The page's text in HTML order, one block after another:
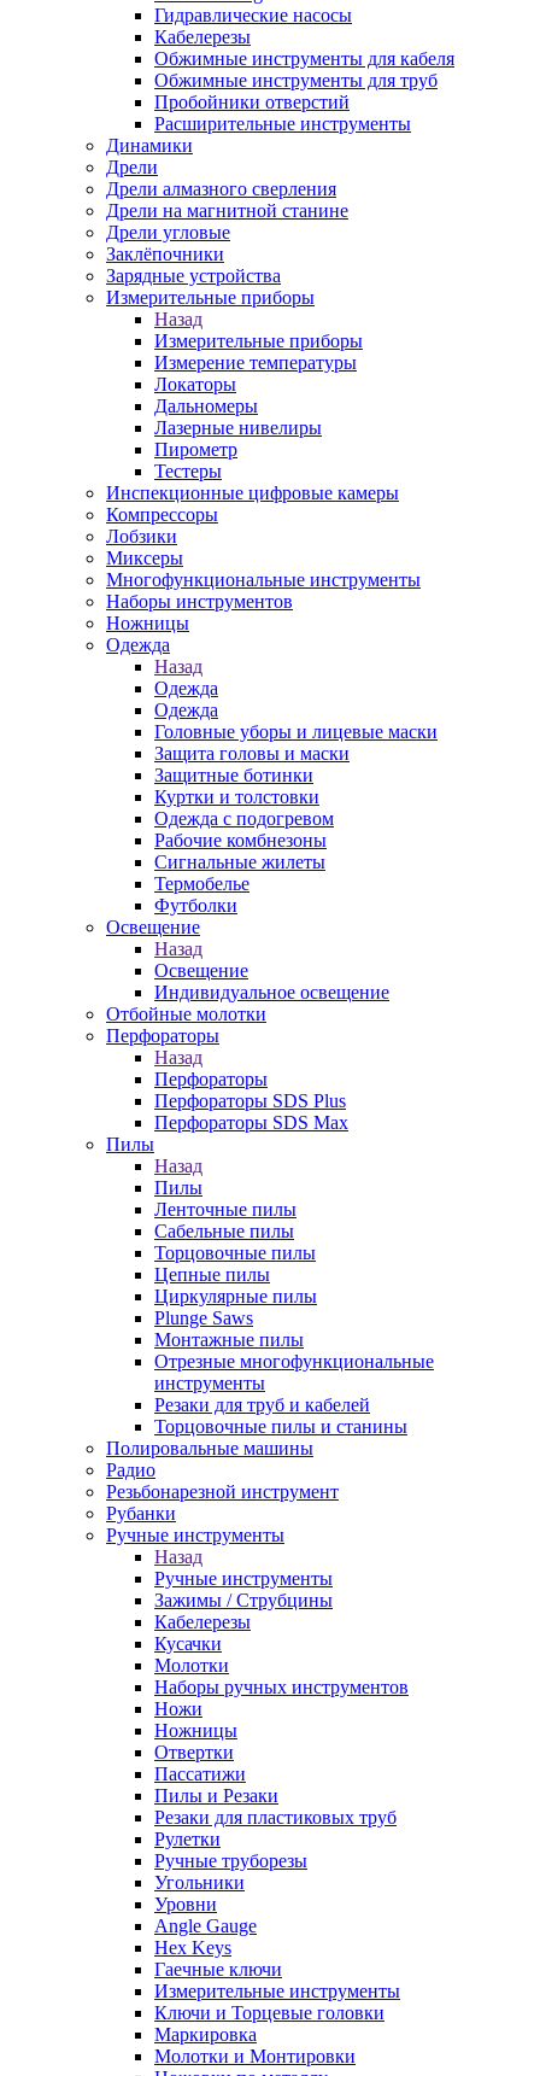
Гидравлические насосы
Кабелерезы
Обжимные инструменты для кабеля
Обжимные инструменты для труб
Пробойники отверстий
Расширительные инструменты
Динамики
Дрели
Дрели алмазного сверления
Дрели на магнитной станине
Дрели угловые
Заклёпочники
Зарядные устройства
Измерительные приборы
Назад
Измерительные приборы
Измерение температуры
Локаторы
Дальномеры
Лазерные нивелиры
Пирометр
Тестеры
Инспекционные цифровые камеры
Компрессоры
Лобзики
Миксеры
Многофункциональные инструменты
Наборы инструментов
Ножницы
Одежда
Назад
Одежда
Одежда
Головные уборы и лицевые маски
Защита головы и маски
Защитные ботинки
Куртки и толстовки
Одежда с подогревом
Рабочие комбнезоны
Сигнальные жилеты
Термобелье
Футболки
Освещение
Назад
Освещение
Индивидуальное освещение
Отбойные молотки
Перфораторы
Назад
Перфораторы
Перфораторы SDS Plus
Перфораторы SDS Max
Пилы
Назад
Пилы
Ленточные пилы
Сабельные пилы
Торцовочные пилы
Цепные пилы
Циркулярные пилы
Plunge Saws
Монтажные пилы
Отрезные многофункциональные
инструменты
Резаки для труб и кабелей
Торцовочные пилы и станины
Полировальные машины
Радио
Резьбонарезной инструмент
Рубанки
Ручные инструменты
Назад
Ручные инструменты
Зажимы / Струбцины
Кабелерезы
Кусачки
Молотки
Наборы ручных инструментов
Ножи
Ножницы
Отвертки
Пассатижи
Пилы и Резаки
Резаки для пластиковых труб
Рулетки
Ручные труборезы
Угольники
Уровни
Angle Gauge
Hex Keys
Гаечные ключи
Измерительные инструменты
Ключи и Торцевые головки
Маркировка
Молотки и Монтировки